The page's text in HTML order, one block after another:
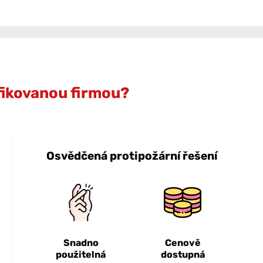
firmou?
Osvědčená protipožární řešení
Snadno
použitelná
Cenově
dostupná